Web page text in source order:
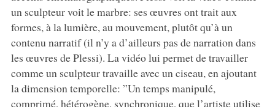
un sculpteur voit le marbre: ses œuvres ont trait aux
formes, à la lumière, au mouvement, plutôt qu’à un
contenu narratif (il n’y a d’ailleurs pas de narration dans
les œuvres de Plessi). La vidéo lui permet de travailler
comme un sculpteur travaille avec un ciseau, en ajoutant
la dimension temporelle: ”Un temps manipulé,
comprimé, hétérogène, synchronique, que l’artiste utilise